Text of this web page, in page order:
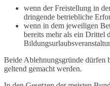
wenn der Freistellung in
dringende betriebliche
wenn in dem jeweiligen
bereits mehr als ein Drittel
Beide Ablehnungsgründe dürfen
geltend gemacht werden.